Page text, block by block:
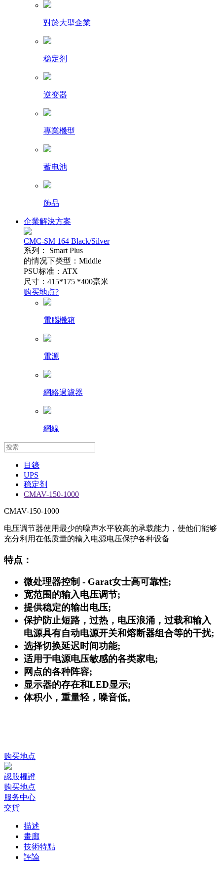
對於大型企業
稳定剂
逆变器
專業機型
蓄电池
飾品
企業解決方案
CMC-SM 164 Black/Silver
系列： Smart Plus
的情况下类型：Middle
PSU标准：ATX
尺寸：415*175 *400毫米
购买地点?
電腦機箱
電源
網絡過濾器
網線
目錄
UPS
稳定剂
CMAV-150-1000
CMAV-150-1000
电压调节器使用最少的噪声水平较高的承载能力，使他们能够
充分利用在低质量的输入电源电压保护各种设备
特点：
微处理器控制 - Garat女士高可靠性;
宽范围的输入电压调节;
提供稳定的输出电压;
保护防止短路，过热，电压浪涌，过载和输入
电源具有自动电源开关和熔断器组合等的干扰;
选择切换延迟时间功能;
适用于电源电压敏感的各类家电;
网点的各种阵容;
显示器的存在和LED显示;
体积小，重量轻，噪音低。
购买地点
認股權證
购买地点
服务中心
交貨
描述
畫廊
技術特點
評論